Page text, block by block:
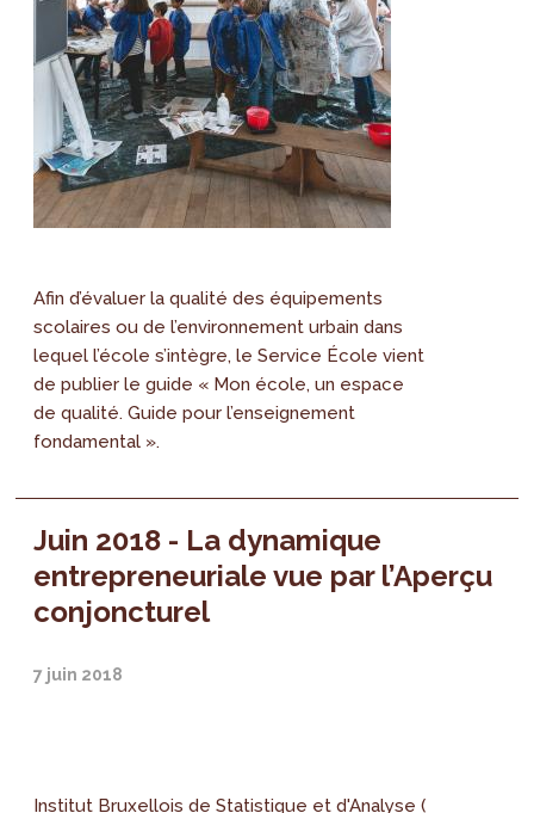
Afin d’évaluer la qualité des équipements
scolaires ou de l’environnement urbain dans
lequel l’école s’intègre, le Service École vient
de publier le guide « Mon école, un espace
de qualité. Guide pour l’enseignement
fondamental ».
Juin 2018 - La dynamique
entrepreneuriale vue par l’Aperçu
conjoncturel
7 juin 2018
Institut Bruxellois de Statistique et d'Analyse (